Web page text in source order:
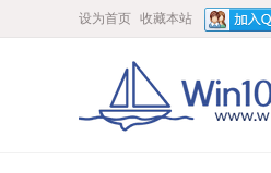
设为首页 收藏本站